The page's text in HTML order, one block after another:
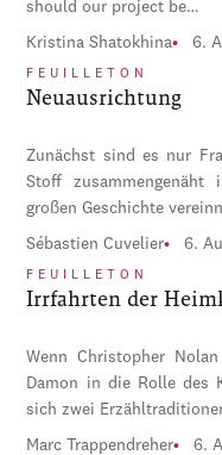
should our project be…
Kristina Shatokhina 6.
FEUILLETON
Neuausrichtung
Zunächst sind es nur
Stoff
großen Geschichte
Sébastien Cuvelier 6.
FEUILLETON
Irrfahrten der
Wenn Christopher
Damon in die Rolle des
sich zwei
Marc Trappendreher 6.